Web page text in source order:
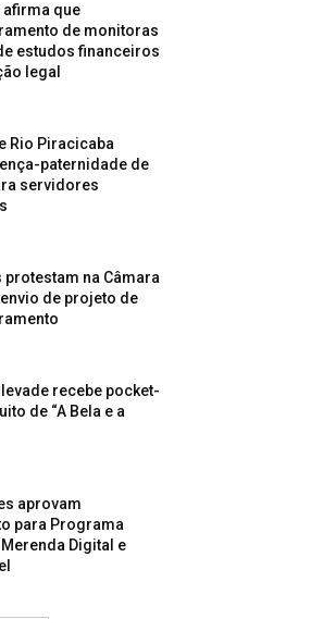
afirma que
de monitoras
estudos financeiros
legal
Rio Piracicaba
paternidade de
servidores
protestam na Câmara
de projeto de
recebe pocket-
de “A Bela e a
aprovam
para Programa
Digital e